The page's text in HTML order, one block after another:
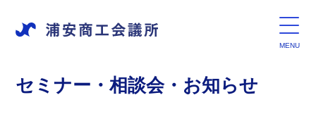
セミナー・相談会・お知らせ